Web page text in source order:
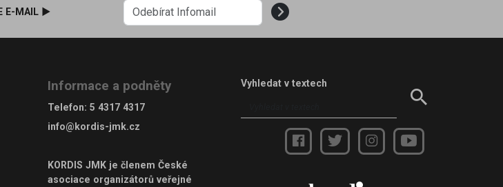
E-MAIL ►
Informace a podněty
Telefon: 5 4317 4317
info@kordis-jmk.cz
KORDIS JMK je členem České
asociace organizátorů veřejné
Vyhledat v textech